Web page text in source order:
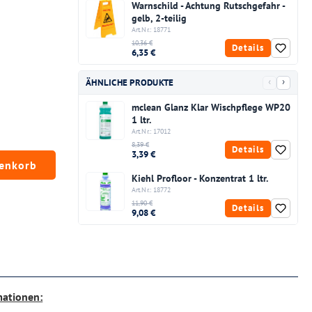
Wert ein oder benutze die
Warnschild - Achtung Rutschgefahr -
gelb, 2-teilig
Art.Nr.: 18771
10,36 €
6,35 € Details
ÄHNLICHE PRODUKTE ‹ ›
mclean Glanz Klar Wischpflege WP20
1 ltr.
Art.Nr.: 17012
8,39 €
3,39 € Details
Kiehl Profloor - Konzentrat 1 ltr.
Art.Nr.: 18772
11,90 €
9,08 € Details